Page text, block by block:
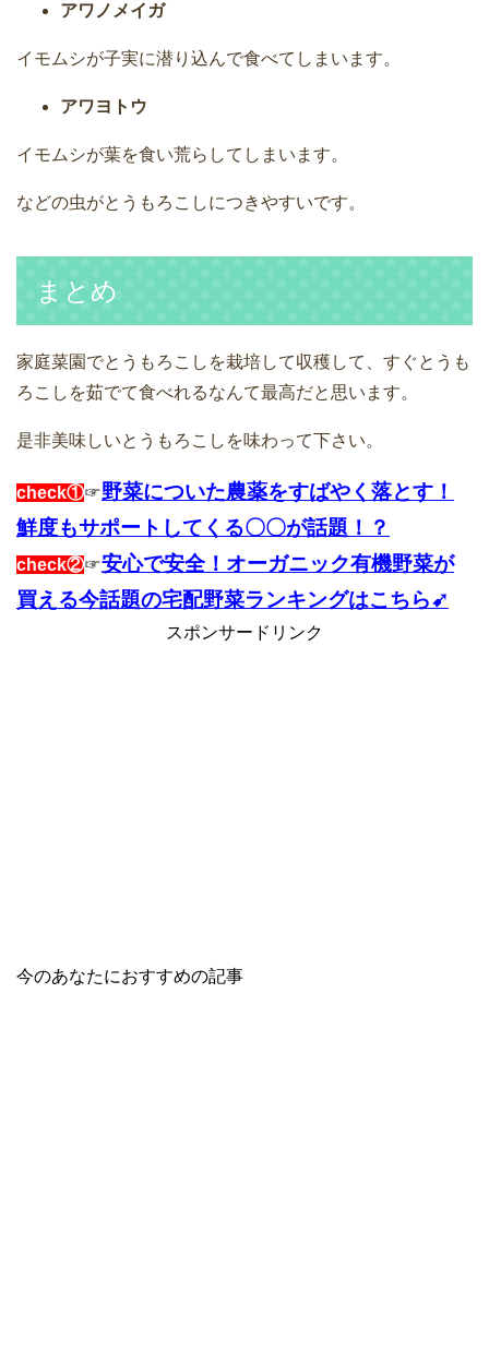
アワノメイガ
イモムシが子実に潜り込んで食べてしまいます。
アワヨトウ
イモムシが葉を食い荒らしてしまいます。
などの虫がとうもろこしにつきやすいです。
まとめ
家庭菜園でとうもろこしを栽培して収穫して、すぐとうも
ろこしを茹でて食べれるなんて最高だと思います。
是非美味しいとうもろこしを味わって下さい。
check①☞野菜についた農薬をすばやく落とす！
鮮度もサポートしてくる〇〇が話題！？
check②☞安心で安全！オーガニック有機野菜が
買える今話題の宅配野菜ランキングはこちら➹
スポンサードリンク
今のあなたにおすすめの記事